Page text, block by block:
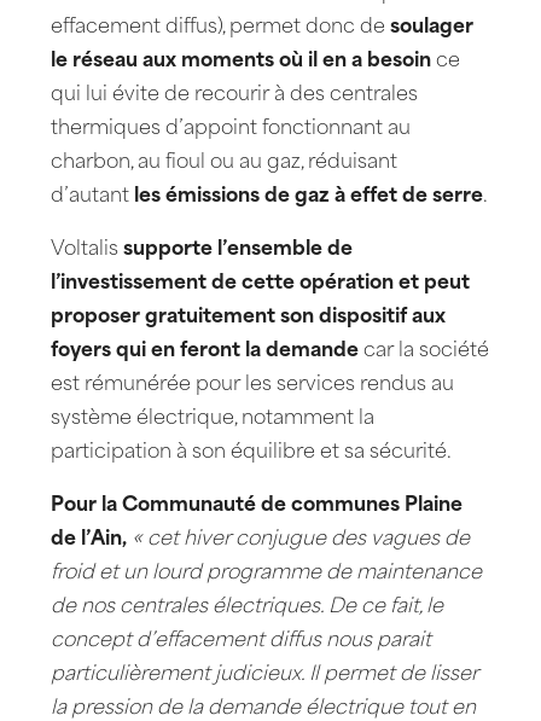
effacement diffus), permet donc de soulager
le réseau aux moments où il en a besoin ce
qui lui évite de recourir à des centrales
thermiques d’appoint fonctionnant au
charbon, au fioul ou au gaz, réduisant
d’autant les émissions de gaz à effet de serre.
Voltalis supporte l’ensemble de
l’investissement de cette opération et peut
proposer gratuitement son dispositif aux
foyers qui en feront la demande car la société
est rémunérée pour les services rendus au
système électrique, notamment la
participation à son équilibre et sa sécurité.
Pour la Communauté de communes Plaine
de l’Ain, « cet hiver conjugue des vagues de
froid et un lourd programme de maintenance
de nos centrales électriques. De ce fait, le
concept d’effacement diffus nous parait
particulièrement judicieux. Il permet de lisser
la pression de la demande électrique tout en